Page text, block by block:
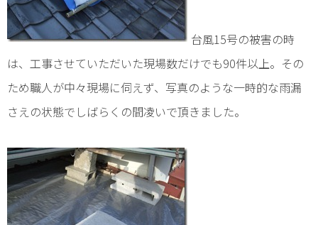
台風15号の被害の時
は、工事させていただいた現場数だけでも90件以上。その
ため職人が中々現場に伺えず、写真のような一時的な雨漏
さえの状態でしばらくの間凌いで頂きました。